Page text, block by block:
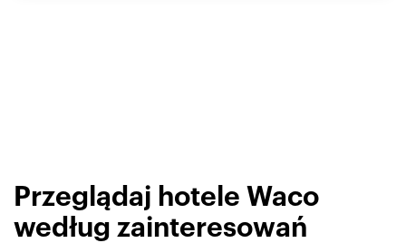
Przeglądaj hotele Waco
według zainteresowań